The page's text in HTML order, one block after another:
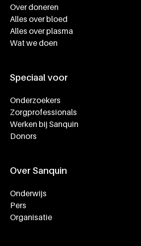
Over doneren
Alles over bloed
Alles over plasma
Wat we doen
Speciaal voor
Onderzoekers
Zorgprofessionals
Werken bij Sanquin
Donors
Over Sanquin
Onderwijs
Pers
Organisatie